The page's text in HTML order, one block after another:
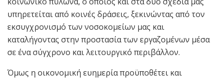
υπηρετείται από κοινές δράσεις, ξεκινώντας από τον
εκσυγχρονισμό των νοσοκομείων μας και
καταλήγοντας στην προστασία των εργαζομένων μέσα
σε ένα σύγχρονο και λειτουργικό περιβάλλον.
Όμως η οικονομική ευημερία προϋποθέτει και